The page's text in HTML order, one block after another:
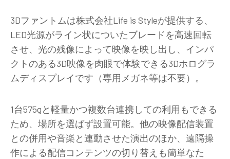
3Dファントムは株式会社Life is Styleが提供する、
LED光源がライン状についたブレードを高速回転
させ、光の残像によって映像を映し出し、インパ
クトのある3D映像を肉眼で体験できる3Dホログラ
ムディスプレイです（専用メガネ等は不要）。
1台575gと軽量かつ複数台連携しての利用もできる
ため、場所を選ばず設置可能。他の映像配信装置
との併用や音楽と連動させた演出のほか、遠隔操
作による配信コンテンツの切り替えも簡単なた